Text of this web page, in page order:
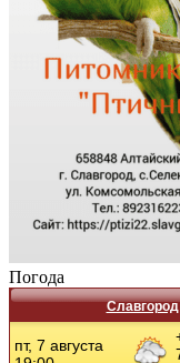
Погода
Славгород